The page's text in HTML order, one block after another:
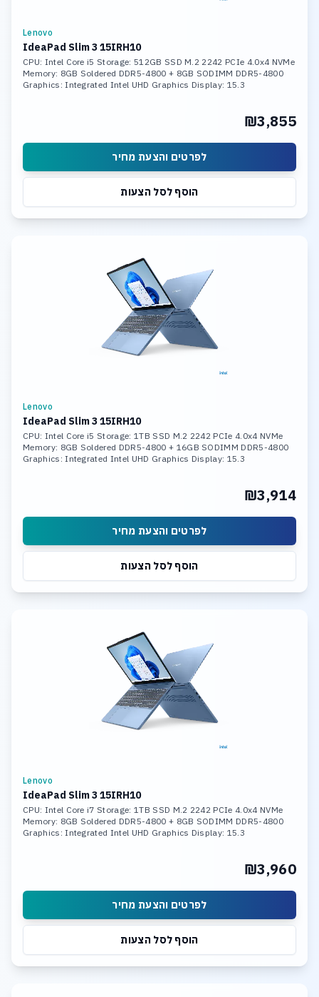
Lenovo
IdeaPad Slim 3 15IRH10
CPU: Intel Core i5 Storage: 512GB SSD M.2 2242 PCIe 4.0x4 NVMe
Memory: 8GB Soldered DDR5-4800 + 8GB SODIMM DDR5-4800
Graphics: Integrated Intel UHD Graphics Display: 15.3
₪3,855
לפרטים והצעת מחיר
הוסף לסל הצעות
Lenovo
IdeaPad Slim 3 15IRH10
CPU: Intel Core i5 Storage: 1TB SSD M.2 2242 PCIe 4.0x4 NVMe
Memory: 8GB Soldered DDR5-4800 + 16GB SODIMM DDR5-4800
Graphics: Integrated Intel UHD Graphics Display: 15.3
₪3,914
לפרטים והצעת מחיר
הוסף לסל הצעות
Lenovo
IdeaPad Slim 3 15IRH10
CPU: Intel Core i7 Storage: 1TB SSD M.2 2242 PCIe 4.0x4 NVMe
Memory: 8GB Soldered DDR5-4800 + 8GB SODIMM DDR5-4800
Graphics: Integrated Intel UHD Graphics Display: 15.3
₪3,960
לפרטים והצעת מחיר
הוסף לסל הצעות